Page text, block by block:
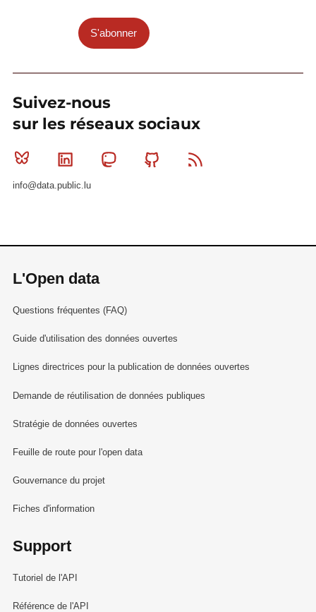
S'abonner
Suivez-nous
sur les réseaux sociaux
Bluesky Linkedin MastodonGithub
info@data.public.lu
L'Open data
Questions fréquentes (FAQ)
Guide d'utilisation des données ouvertes
Lignes directrices pour la publication de données ouvertes
Demande de réutilisation de données publiques
Stratégie de données ouvertes
Feuille de route pour l'open data
Gouvernance du projet
Fiches d'information
Support
Tutoriel de l'API
Référence de l'API